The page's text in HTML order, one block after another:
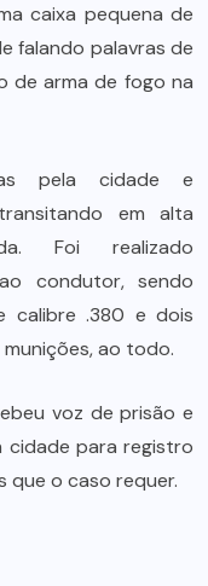
caixa pequena de
falando palavras de
de arma de fogo na
pela cidade e
em alta
Foi realizado
condutor, sendo
calibre .380 e dois
ao todo.
voz de prisão e
cidade para registro
que o caso requer.